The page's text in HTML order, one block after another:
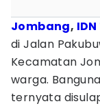
Jombang,
di Jalan
Kecamatan
warga.
ternyata